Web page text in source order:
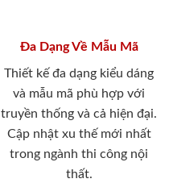
Đa Dạng Về Mẫu Mã
Thiết kế đa dạng kiểu dáng
và mẫu mã phù hợp với
truyền thống và cả hiện đại.
Cập nhật xu thế mới nhất
trong ngành thi công nội
thất.